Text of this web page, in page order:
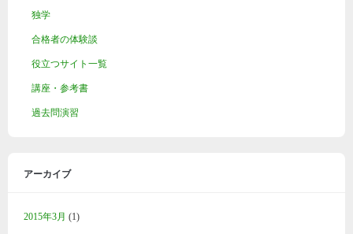
独学
合格者の体験談
役立つサイト一覧
講座・参考書
過去問演習
アーカイブ
2015年3月 (1)